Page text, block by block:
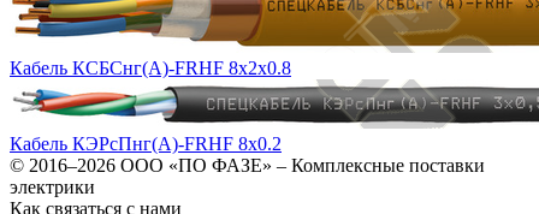
Кабель КСБСнг(А)-FRHF 8х2х0.8
Кабель КЭРсПнг(А)-FRHF 8х0.2
© 2016–2026 ООО «ПО ФАЗЕ» – Комплексные поставки
электрики
Как связаться с нами